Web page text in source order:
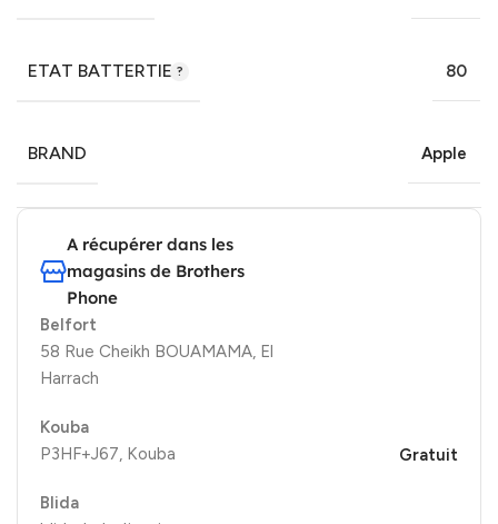
ETAT BATTERTIE 80
BRAND Apple
A récupérer dans les
magasins de Brothers
Phone
Belfort
58 Rue Cheikh BOUAMAMA, El
Harrach
Kouba
P3HF+J67, Kouba
Blida
Gratuit